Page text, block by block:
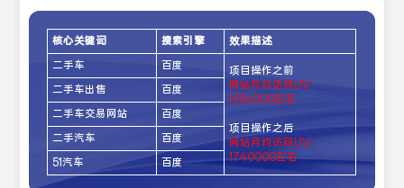
核心关键词 搜索引擎
效果描述
二手车
百度
项目操作之前
网站月均访问UV：
1294000左右
项目操作之后
网站月均访问UV：
1740000左右
二手车出售
百度
二手车交易网站
百度
二手汽车
百度
51汽车
百度